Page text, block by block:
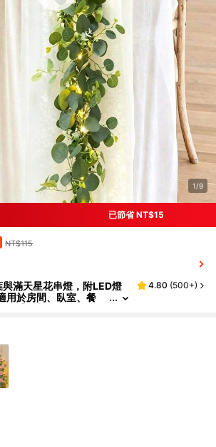
1/9
已節省 NT$15
NT$115
滿天星花串燈，附LED燈
用於房間、臥室、餐
4.80 (500+)